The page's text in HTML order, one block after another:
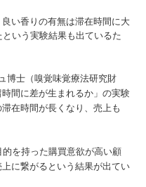
い香りの有無は滞在時間に大
いう実験結果も出ているた
博士（嗅覚味覚療法研究財
間に差が生まれるか」の実験
在時間が長くなり、売上も
を持った購買意欲が高い顧
に繋がるという結果が出てい